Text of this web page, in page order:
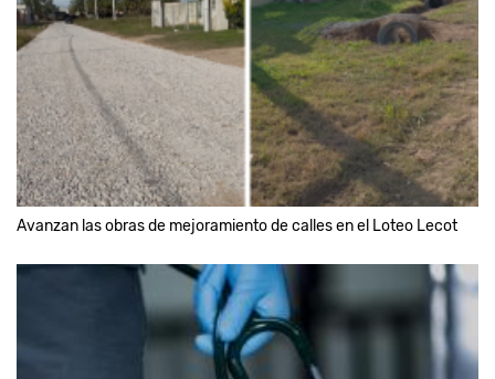
Avanzan las obras de mejoramiento de calles en el Loteo Lecot